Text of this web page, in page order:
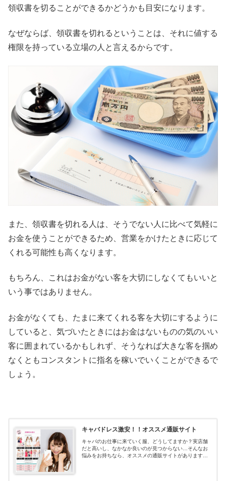
領収書を切ることができるかどうかも目安になります。
なぜならば、領収書を切れるということは、それに値する
権限を持っている立場の人と言えるからです。
また、領収書を切れる人は、そうでない人に比べて気軽に
お金を使うことができるため、営業をかけたときに応じて
くれる可能性も高くなります。
もちろん、これはお金がない客を大切にしなくてもいいと
いう事ではありません。
お金がなくても、たまに来てくれる客を大切にするように
していると、気づいたときにはお金はないものの気のいい
客に囲まれているかもしれず、そうなれば大きな客を掴め
なくともコンスタントに指名を稼いでいくことができるで
しょう。
キャバドレス激安！！オススメ通販サイト
キャバのお仕事に来ていく服、どうしてますか？実店舗
だと高いし、なかなか良いのが見つからない…そんなお
悩みをお持ちなら、オススメの通販サイトがあります！